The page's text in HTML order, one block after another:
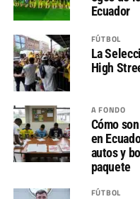
Ecuador
FÚTBOL
La
High
A FONDO
Cómo
en
autos y
paquete
FÚTBOL